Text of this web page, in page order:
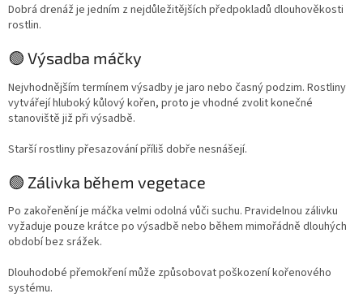
Dobrá drenáž je jedním z nejdůležitějších předpokladů dlouhověkosti
rostlin.
🟢 Výsadba máčky
Nejvhodnějším termínem výsadby je jaro nebo časný podzim. Rostliny
vytvářejí hluboký kůlový kořen, proto je vhodné zvolit konečné
stanoviště již při výsadbě.
Starší rostliny přesazování příliš dobře nesnášejí.
🟢 Zálivka během vegetace
Po zakořenění je máčka velmi odolná vůči suchu. Pravidelnou zálivku
vyžaduje pouze krátce po výsadbě nebo během mimořádně dlouhých
období bez srážek.
Dlouhodobé přemokření může způsobovat poškození kořenového
systému.